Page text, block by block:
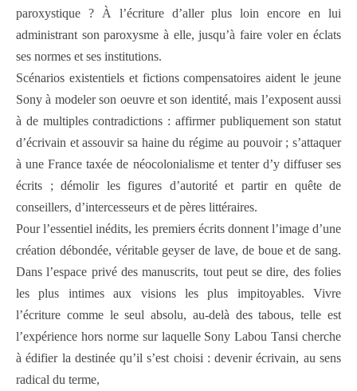
paroxystique ? À l’écriture d’aller plus loin encore en lui
administrant son paroxysme à elle, jusqu’à faire voler en éclats
ses normes et ses institutions.
Scénarios existentiels et fictions compensatoires aident le jeune
Sony à modeler son oeuvre et son identité, mais l’exposent aussi
à de multiples contradictions : affirmer publiquement son statut
d’écrivain et assouvir sa haine du régime au pouvoir ; s’attaquer
à une France taxée de néocolonialisme et tenter d’y diffuser ses
écrits ; démolir les figures d’autorité et partir en quête de
conseillers, d’intercesseurs et de pères littéraires.
Pour l’essentiel inédits, les premiers écrits donnent l’image d’une
création débondée, véritable geyser de lave, de boue et de sang.
Dans l’espace privé des manuscrits, tout peut se dire, des folies
les plus intimes aux visions les plus impitoyables. Vivre
l’écriture comme le seul absolu, au-delà des tabous, telle est
l’expérience hors norme sur laquelle Sony Labou Tansi cherche
à édifier la destinée qu’il s’est choisi : devenir écrivain, au sens
radical du terme,